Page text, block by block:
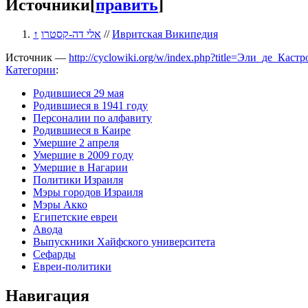
Источники[править]
↑ אלי דה-קסטרו //Ивритская Википедия
Источник — http://cyclowiki.org/w/
Категории:
Родившиеся 29 мая
Родившиеся в 1941 году
Персоналии по алфавиту
Родившиеся в Каире
Умершие 2 апреля
Умершие в 2009 году
Умершие в Нагарии
Политики Израиля
Мэры городов Израиля
Мэры Акко
Египетские евреи
Авода
Выпускники Хайфского университета
Сефарды
Евреи-политики
Навигация